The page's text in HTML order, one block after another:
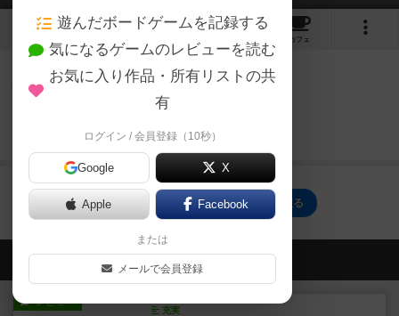
1 1
カフェ
90名 0 画像
ワイルド：セレンゲティのトップに戻る
会員の新しい投稿
レビュー
充実
遊んだボードゲームを記録する
気になるゲームのレビューを読む
お気に入り作品・所有リストの共
有
ログイン / 会員登録（10秒）
Google X
Apple Facebook
または
メールで会員登録